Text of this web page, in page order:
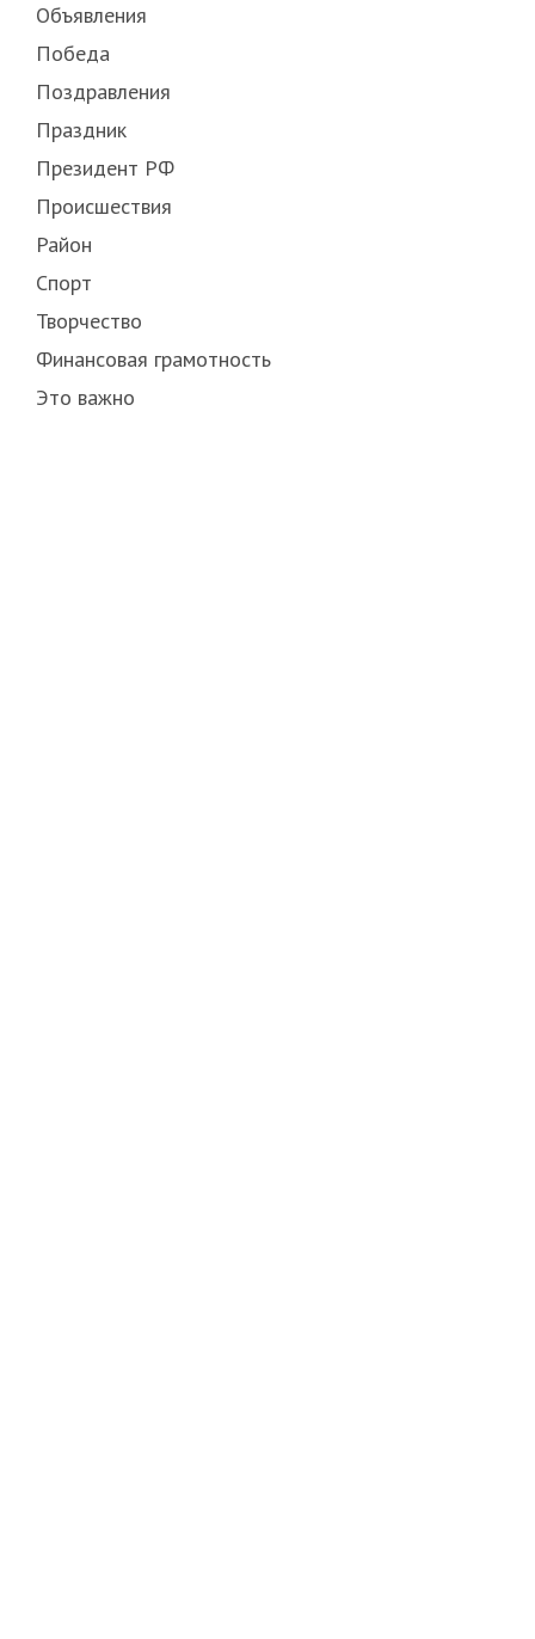
Объявления
Победа
Поздравления
Праздник
Президент РФ
Происшествия
Район
Спорт
Творчество
Финансовая грамотность
Это важно